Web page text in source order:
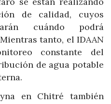
de calidad, cuyos
cuándo podrá
tanto, el IDAAN
constante del
de agua potable
en Chitré también